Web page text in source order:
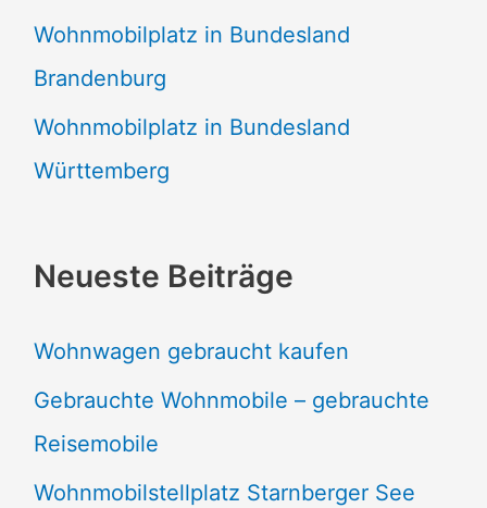
Wohnmobilplatz in Bundesland
Brandenburg
Wohnmobilplatz in Bundesland
Württemberg
Neueste Beiträge
Wohnwagen gebraucht kaufen
Gebrauchte Wohnmobile – gebrauchte
Reisemobile
Wohnmobilstellplatz Starnberger See